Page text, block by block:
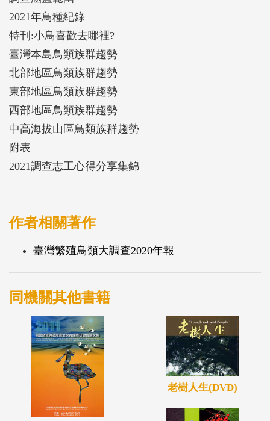
為鳥類與生物多樣性保育的科學基礎資訊。「全民動
起來，共同維護鳥類、棲地和人類的福祉」是我們的
核心價值；「常見的鳥，要讓牠常見」則是我們的中
心目標。
2021年鳥種紀錄
特刊:小鳥喜歡去哪裡?
臺灣本島鳥類族群趨勢
北部地區鳥類族群趨勢
東部地區鳥類族群趨勢
西部地區鳥類族群趨勢
中高海拔山區鳥類族群趨勢
附表
2021調查志工心得分享集錦
作者相關著作
臺灣繁殖鳥類大調查2020年報
同機關其他書籍
老樹人生(DVD)